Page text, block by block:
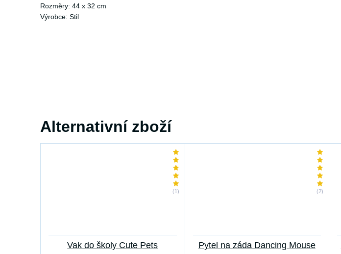
Rozměry: 44 x 32 cm
Výrobce: Stil
Alternativní zboží
(1)
Vak do školy Cute Pets
(2)
Pytel na záda Dancing Mouse